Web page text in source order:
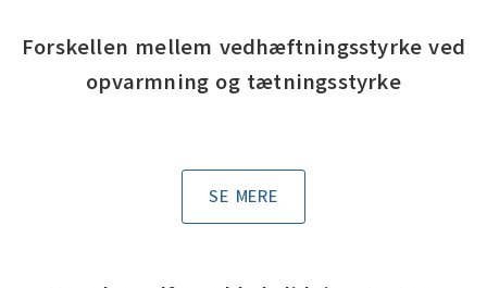
Forskellen mellem vedhæftningsstyrke ved
opvarmning og tætningsstyrke
SE MERE